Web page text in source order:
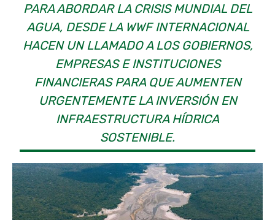
PARA ABORDAR LA CRISIS MUNDIAL DEL
AGUA, DESDE LA WWF INTERNACIONAL
HACEN UN LLAMADO A LOS GOBIERNOS,
EMPRESAS E INSTITUCIONES
FINANCIERAS PARA QUE AUMENTEN
URGENTEMENTE LA INVERSIÓN EN
INFRAESTRUCTURA HÍDRICA
SOSTENIBLE.